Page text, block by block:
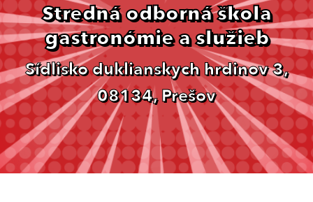
Stredná odborná škola
gastronómie a služieb
Sídlisko duklianskych hrdinov 3,
08134, Prešov